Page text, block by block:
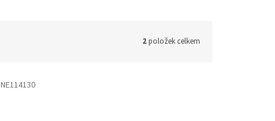
2položek celkem
NE114130